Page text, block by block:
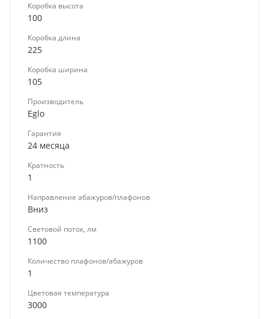
Коробка высота
100
Коробка длина
225
Коробка ширина
105
Производитель
Eglo
Гарантия
24 месяца
Кратность
1
Направление абажуров/плафонов
Вниз
Световой поток, лм
1100
Количество плафонов/абажуров
1
Цветовая температура
3000